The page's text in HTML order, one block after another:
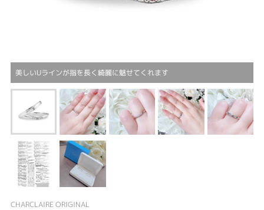
美しいUラインが指を長く綺麗に魅せてくれます
CHARCLAIRE ORIGINAL